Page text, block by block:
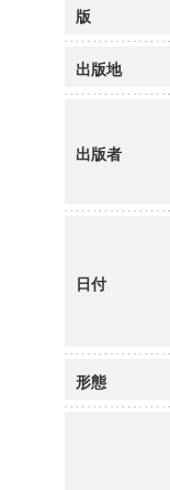
プログラム論理と
版
出版地
出版者
日付
形態